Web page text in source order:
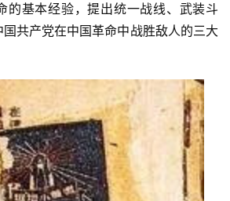
的基本经验，提出统一战线、武装斗
共产党在中国革命中战胜敌人的三大